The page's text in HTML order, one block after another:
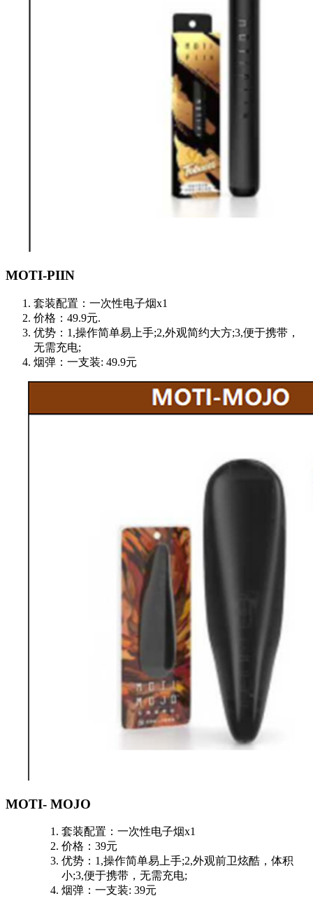
MOTI-PIIN
套装配置：一次性电子烟x1
价格：49.9元.
优势：1,操作简单易上手;2,外观简约大方;3,便于携带，
无需充电;
烟弹：一支装: 49.9元
MOTI- MOJO
套装配置：一次性电子烟x1
价格：39元
优势：1,操作简单易上手;2,外观前卫炫酷，体积
小;3,便于携带，无需充电;
烟弹：一支装: 39元